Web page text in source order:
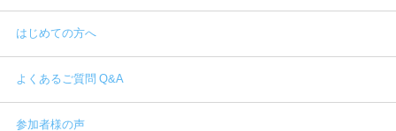
はじめての方へ
よくあるご質問 Q&A
参加者様の声